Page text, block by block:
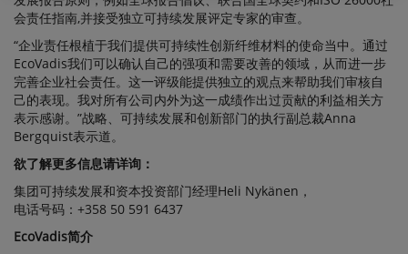
2020
奥斯龙明
士克连续
第四年因
为在可持
续发展方
面的表现
被授予
ECOVADIS
金牌评级
会责任指南,并接受独立可持续发展评定专家的审查。
“企业责任根植于我们提供可持续性创新纤维材料的使命当中。通过
EcoVadis我们可以确认自己的强项和需要改善的领域，从而进一步
完善企业社会责任。这一评级能提供独立的观点来帮助我们审核自
己的表现。我对所有公司内外为这一成绩作出过贡献的利益相关方
表示感谢。”战略、可持续发展和创新部门的执行副总裁Anna
Bergquist表示道。
欲了解更多信息请详询：
集团可持续发展和资本投资部门经理Heli Nykänen，
电话号码：+358 50 591 6437
EcoVadis简介